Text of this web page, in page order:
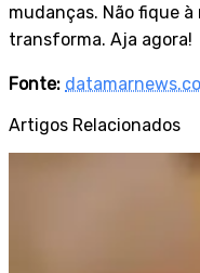
mudanças. Não fique
transforma. Aja agora!
Fonte:
Artigos Relacionados